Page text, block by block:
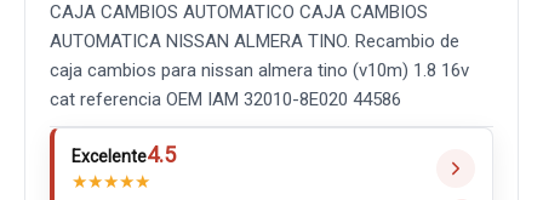
CAJA CAMBIOS AUTOMATICO CAJA CAMBIOS
AUTOMATICA NISSAN ALMERA TINO. Recambio de
caja cambios para nissan almera tino (v10m) 1.8 16v
cat referencia OEM IAM 32010-8E020 44586
Excelente4.5
★★★★★